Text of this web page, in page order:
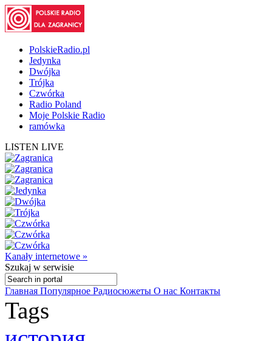
PolskieRadio.pl
Jedynka
Dwójka
Trójka
Czwórka
Radio Poland
Moje Polskie Radio
ramówka
LISTEN LIVE
Kanały internetowe »
Szukaj w serwisie
Главная Популярное Радиосюжеты О нас Контакты
Tags